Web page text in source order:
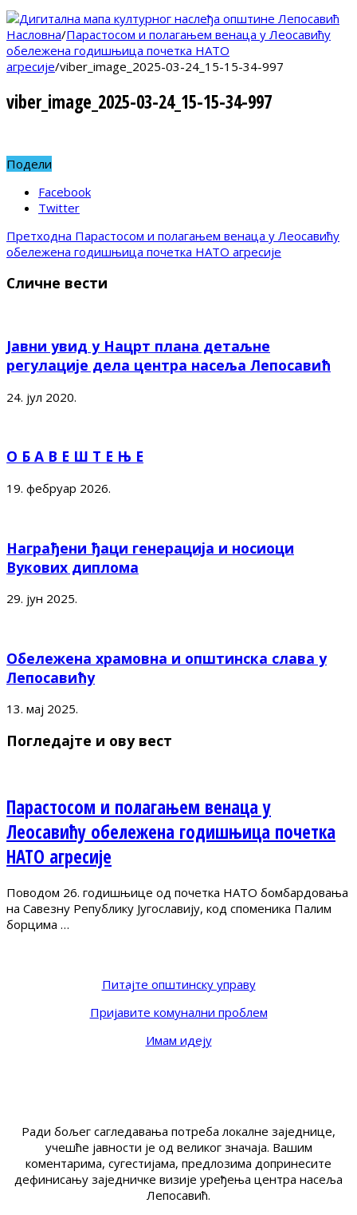
Насловна/Парастосом и полагањем венаца у Леосавићу
обележена годишњица почетка НАТО
агресије/viber_image_2025-03-24_15-15-34-997
viber_image_2025-03-24_15-15-34-997
Подели
Facebook
Twitter
Претходна Парастосом и полагањем венаца у Леосавићу
обележена годишњица почетка НАТО агресије
Сличне вести
Јавни увид у Нацрт плана детаљне
регулације дела центра насеља Лепосавић
24. јул 2020.
О Б А В Е Ш Т Е Њ Е
19. фебруар 2026.
Награђени ђаци генерација и носиоци
Вукових диплома
29. јун 2025.
Обележена храмовна и општинска слава у
Лепосавићу
13. мај 2025.
Погледајте и ову вест
Парастосом и полагањем венаца у
Леосавићу обележена годишњица почетка
НАТО агресије
Поводом 26. годишњице од почетка НАТО бомбардовања
на Савезну Републику Југославију, код споменика Палим
борцима …
Питајте општинску управу
Пријавите комунални проблем
Имам идеју
Ради бољег сагледавања потреба локалне заједнице,
учешће јавности је од великог значаја. Вашим
коментарима, сугестијама, предлозима допринесите
дефинисању заједничке визије уређења центра насеља
Лепосавић.